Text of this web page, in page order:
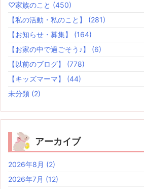
♡家族のこと (450)
【私の活動・私のこと】 (281)
【お知らせ・募集】 (164)
【お家の中で過ごそう♪】 (6)
【以前のブログ】 (778)
【キッズマーマ】 (44)
未分類 (2)
アーカイブ
2026年8月 (2)
2026年7月 (12)